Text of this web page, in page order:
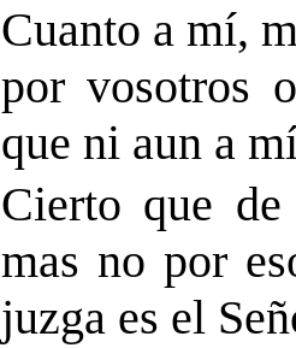
Cuanto a mí,
por vosotros
que ni aun a
Cierto que
mas no por
juzga es el